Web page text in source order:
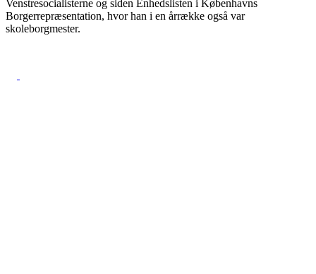
Venstresocialisterne og siden Enhedslisten i Københavns
Borgerrepræsentation, hvor han i en årrække også var
skoleborgmester.